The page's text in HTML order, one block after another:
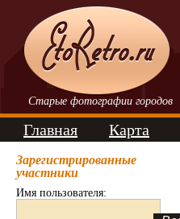
Старые фотографии городов
Главная Карта
Зарегистрированные
участники
Имя пользователя: